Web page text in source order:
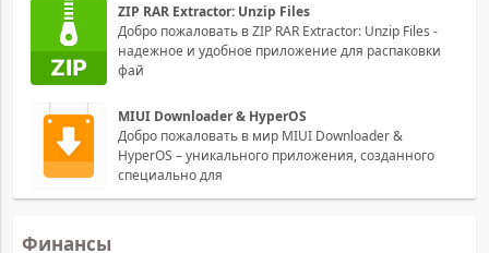
ZIP RAR Extractor: Unzip Files
Добро пожаловать в ZIP RAR Extractor: Unzip Files -
надежное и удобное приложение для распаковки
фай
MIUI Downloader & HyperOS
Добро пожаловать в мир MIUI Downloader &
HyperOS – уникального приложения, созданного
специально для
Финансы